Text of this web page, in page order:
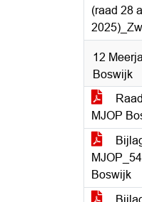
(raad 28
12
Boswijk
MJOP
Boswijk